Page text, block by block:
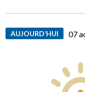
AUJOURD’HUI 07